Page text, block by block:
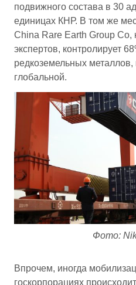
подвижного состава в 30
единицах КНР. В том же
China Rare Earth Group Co,
экспертов, контролирует
редкоземельных
глобальной.
Фото:
Впрочем, иногда
госкорпорациях